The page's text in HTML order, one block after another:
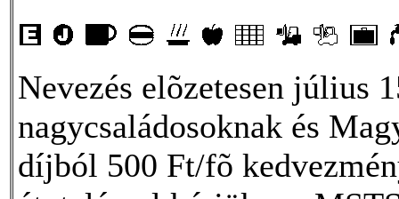
Nevezés elõzetesen július
nagycsaládosoknak és
díjból 500 Ft/fõ